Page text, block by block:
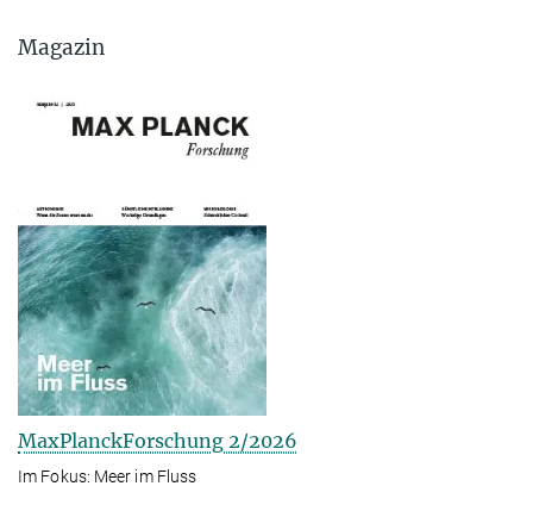
Magazin
MaxPlanckForschung 2/2026
Im Fokus: Meer im Fluss